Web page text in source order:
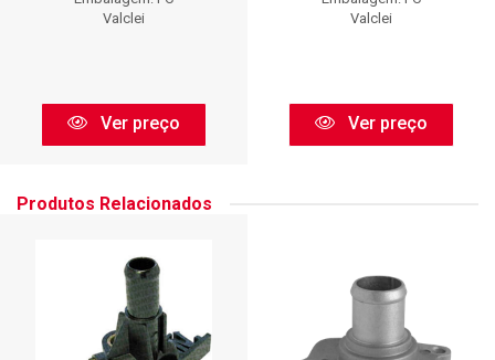
Valclei
Ver preço
Valclei
Ver preço
Produtos Relacionados